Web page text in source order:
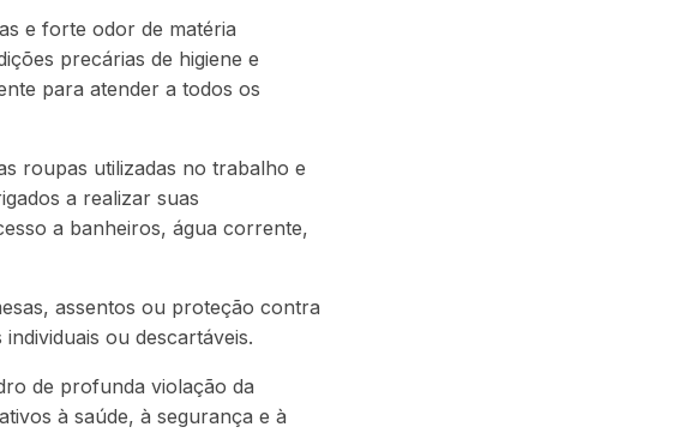
e forte odor de matéria
precárias de higiene e
para atender a todos os
roupas utilizadas no trabalho e
a realizar suas
a banheiros, água corrente,
assentos ou proteção contra
ou descartáveis.
de profunda violação da
à saúde, à segurança e à